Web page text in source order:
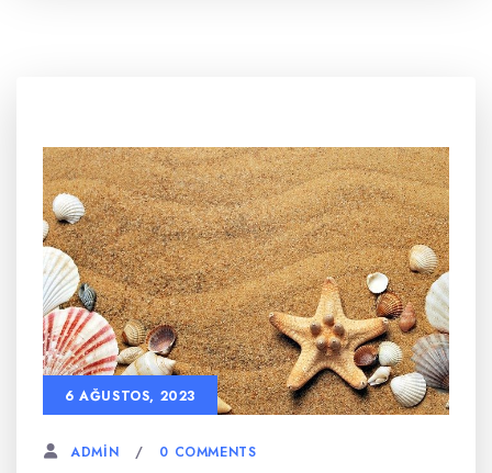
6 AĞUSTOS, 2023
ADMIN 0 COMMENTS